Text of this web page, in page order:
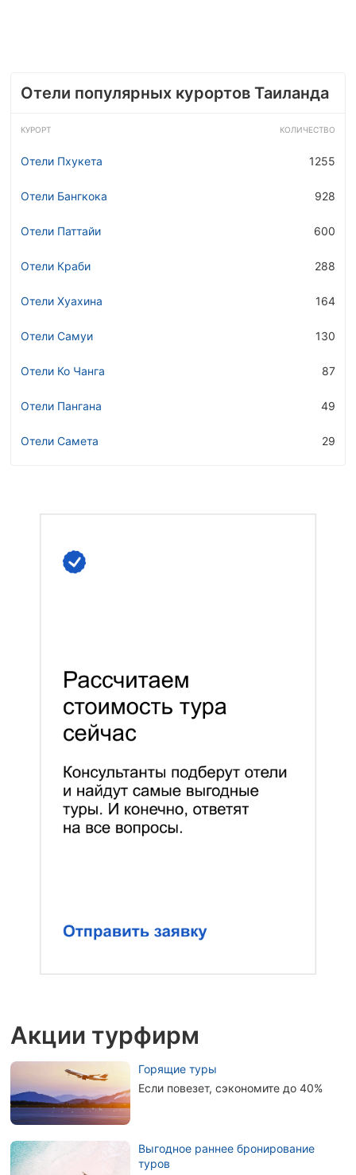
Отели популярных курортов Таиланда
КУРОРТ КОЛИЧЕСТВО
Отели Пхукета 1255
Отели Бангкока 928
Отели Паттайи 600
Отели Краби 288
Отели Хуахина 164
Отели Самуи 130
Отели Ко Чанга 87
Отели Пангана 49
Отели Самета 29
Акции турфирм
Горящие туры
Если повезет, сэкономите до 40%
Выгодное раннее бронирование
туров